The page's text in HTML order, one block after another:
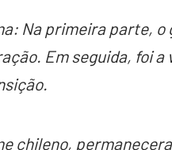
Na primeira parte,
Em seguida, foi a
chileno,